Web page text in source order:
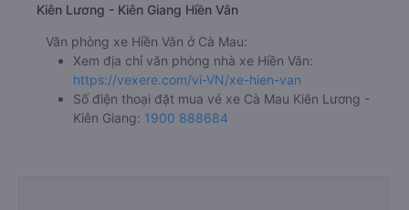
Kiên Lương - Kiên Giang Hiền Vân
Văn phòng xe Hiền Vân ở Cà Mau:
Xem địa chỉ văn phòng nhà xe Hiền Vân:
https://vexere.com/vi-VN/xe-hien-van
Số điện thoại đặt mua vé xe Cà Mau Kiên Lương -
Kiên Giang: 1900 888684